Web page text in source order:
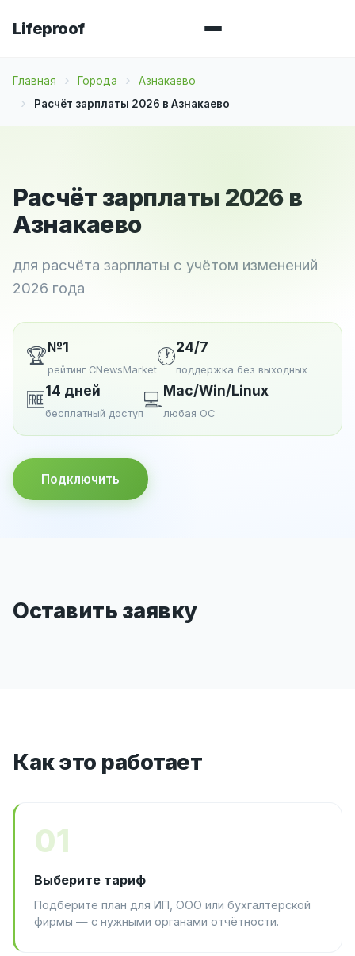
Lifeproof
Главная Города
Азнакаево
Расчёт зарплаты 2026 в Азнакаево
Расчёт зарплаты 2026 в
Азнакаево
для расчёта зарплаты с учётом изменений
2026 года
🏆№1
рейтинг CNewsMarket
🕐24/7
поддержка без выходных
🆓14 дней
бесплатный доступ
💻Mac/Win/Linux
любая ОС
Подключить
Оставить заявку
Как это работает
01
Выберите тариф
Подберите план для ИП, ООО или бухгалтерской
фирмы — с нужными органами отчётности.